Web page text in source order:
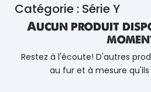
Catégorie : Série Y
Aucun produit
Restez à l'écoute! D'autres
au fur et à mesure